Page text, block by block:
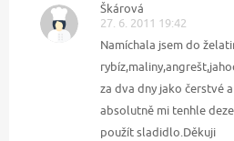
Škárová
27. 6. 2011 19:42
Namíchala jsem do
za dva dny jako čerstvé
absolutně mi tenhle
použít sladidlo.Děkuji